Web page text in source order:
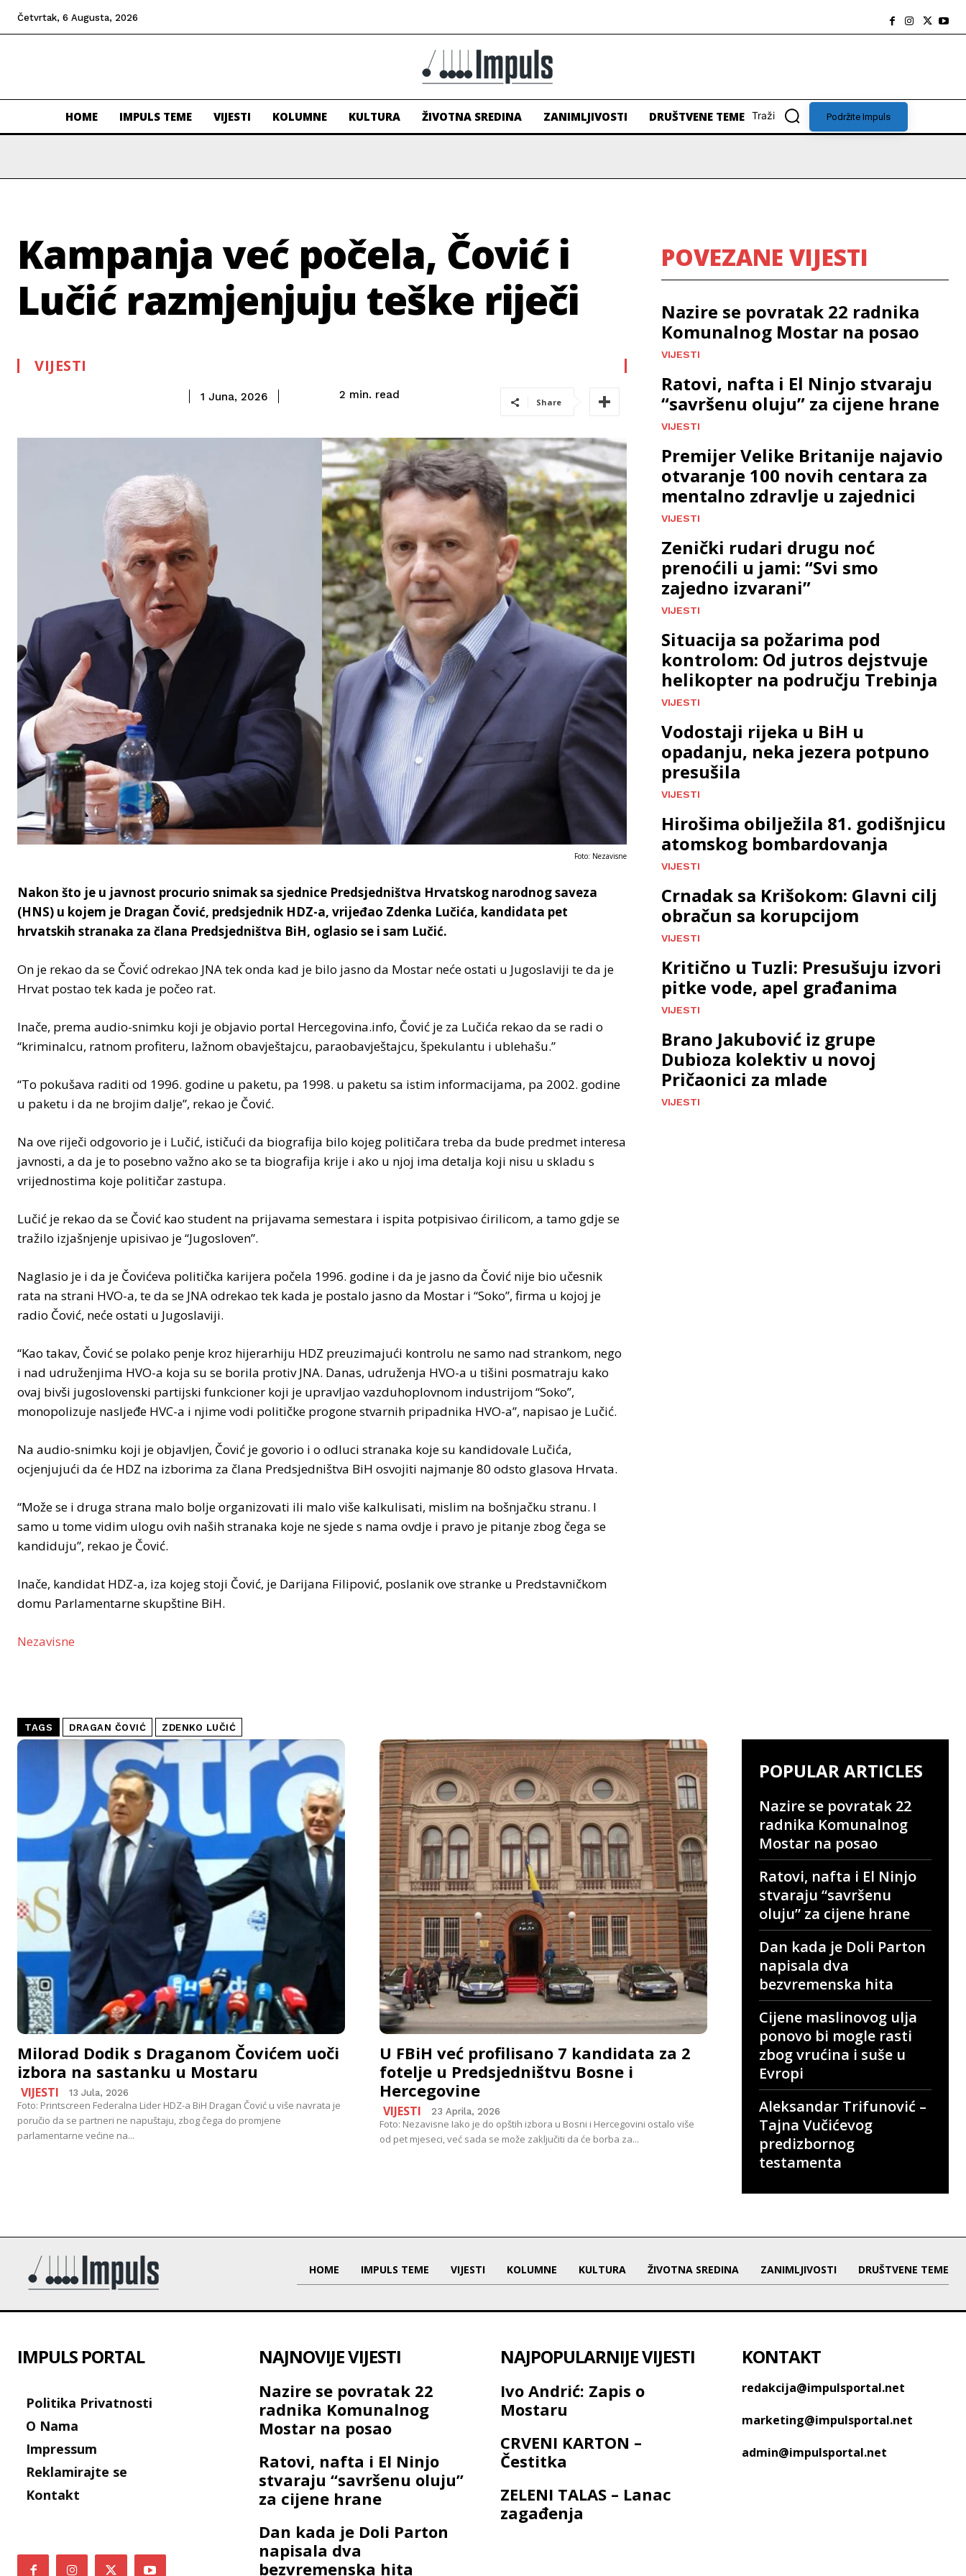
Četvrtak, 6 Augusta, 2026
HOME IMPULS TEME VIJESTI KOLUMNE KULTURA ŽIVOTNA SREDINA ZANIMLJIVOSTI DRUŠTVENE TEME Traži Podržite Impuls
Kampanja već počela, Čović i
Lučić razmjenjuju teške riječi
VIJESTI
1 Juna, 2026 2 min. read
Share
Foto: Nezavisne
Nakon što je u javnost procurio snimak sa sjednice Predsjedništva Hrvatskog narodnog saveza
(HNS) u kojem je Dragan Čović, predsjednik HDZ-a, vrijeđao Zdenka Lučića, kandidata pet
hrvatskih stranaka za člana Predsjedništva BiH, oglasio se i sam Lučić.
On je rekao da se Čović odrekao JNA tek onda kad je bilo jasno da Mostar neće ostati u Jugoslaviji te da je
Hrvat postao tek kada je počeo rat.
Inače, prema audio-snimku koji je objavio portal Hercegovina.info, Čović je za Lučića rekao da se radi o
“kriminalcu, ratnom profiteru, lažnom obavještajcu, paraobavještajcu, špekulantu i ublehašu.”
“To pokušava raditi od 1996. godine u paketu, pa 1998. u paketu sa istim informacijama, pa 2002. godine
u paketu i da ne brojim dalje”, rekao je Čović.
Na ove riječi odgovorio je i Lučić, ističući da biografija bilo kojeg političara treba da bude predmet interesa
javnosti, a da je to posebno važno ako se ta biografija krije i ako u njoj ima detalja koji nisu u skladu s
vrijednostima koje političar zastupa.
Lučić je rekao da se Čović kao student na prijavama semestara i ispita potpisivao ćirilicom, a tamo gdje se
tražilo izjašnjenje upisivao je “Jugosloven”.
Naglasio je i da je Čovićeva politička karijera počela 1996. godine i da je jasno da Čović nije bio učesnik
rata na strani HVO-a, te da se JNA odrekao tek kada je postalo jasno da Mostar i “Soko”, firma u kojoj je
radio Čović, neće ostati u Jugoslaviji.
“Kao takav, Čović se polako penje kroz hijerarhiju HDZ preuzimajući kontrolu ne samo nad strankom, nego
i nad udruženjima HVO-a koja su se borila protiv JNA. Danas, udruženja HVO-a u tišini posmatraju kako
ovaj bivši jugoslovenski partijski funkcioner koji je upravljao vazduhoplovnom industrijom “Soko”,
monopolizuje nasljeđe HVC-a i njime vodi političke progone stvarnih pripadnika HVO-a”, napisao je Lučić.
Na audio-snimku koji je objavljen, Čović je govorio i o odluci stranaka koje su kandidovale Lučića,
ocjenjujući da će HDZ na izborima za člana Predsjedništva BiH osvojiti najmanje 80 odsto glasova Hrvata.
“Može se i druga strana malo bolje organizovati ili malo više kalkulisati, mislim na bošnjačku stranu. I
samo u tome vidim ulogu ovih naših stranaka koje ne sjede s nama ovdje i pravo je pitanje zbog čega se
kandiduju”, rekao je Čović.
Inače, kandidat HDZ-a, iza kojeg stoji Čović, je Darijana Filipović, poslanik ove stranke u Predstavničkom
domu Parlamentarne skupštine BiH.
Nezavisne
TAGS DRAGAN ČOVIĆ ZDENKO LUČIĆ
POVEZANE VIJESTI
Nazire se povratak 22 radnika
Komunalnog Mostar na posao
VIJESTI
Ratovi, nafta i El Ninjo stvaraju
“savršenu oluju” za cijene hrane
VIJESTI
Premijer Velike Britanije najavio
otvaranje 100 novih centara za
mentalno zdravlje u zajednici
VIJESTI
Zenički rudari drugu noć
prenoćili u jami: “Svi smo
zajedno izvarani”
VIJESTI
Situacija sa požarima pod
kontrolom: Od jutros dejstvuje
helikopter na području Trebinja
VIJESTI
Vodostaji rijeka u BiH u
opadanju, neka jezera potpuno
presušila
VIJESTI
Hirošima obilježila 81. godišnjicu
atomskog bombardovanja
VIJESTI
Crnadak sa Krišokom: Glavni cilj
obračun sa korupcijom
VIJESTI
Kritično u Tuzli: Presušuju izvori
pitke vode, apel građanima
VIJESTI
Brano Jakubović iz grupe
Dubioza kolektiv u novoj
Pričaonici za mlade
VIJESTI
Milorad Dodik s Draganom Čovićem uoči
izbora na sastanku u Mostaru
VIJESTI 13 Jula, 2026
Foto: Printscreen Federalna Lider HDZ-a BiH Dragan Čović u više navrata je
poručio da se partneri ne napuštaju, zbog čega do promjene
parlamentarne većine na...
U FBiH već profilisano 7 kandidata za 2
fotelje u Predsjedništvu Bosne i
Hercegovine
VIJESTI 23 Aprila, 2026
Foto: Nezavisne Iako je do opštih izbora u Bosni i Hercegovini ostalo više
od pet mjeseci, već sada se može zaključiti da će borba za...
POPULAR ARTICLES
Nazire se povratak 22
radnika Komunalnog
Mostar na posao
Ratovi, nafta i El Ninjo
stvaraju “savršenu
oluju” za cijene hrane
Dan kada je Doli Parton
napisala dva
bezvremenska hita
Cijene maslinovog ulja
ponovo bi mogle rasti
zbog vrućina i suše u
Evropi
Aleksandar Trifunović –
Tajna Vučićevog
predizbornog
testamenta
HOME IMPULS TEME VIJESTI KOLUMNE KULTURA ŽIVOTNA SREDINA ZANIMLJIVOSTI DRUŠTVENE TEME
IMPULS PORTAL
Politika Privatnosti
O Nama
Impressum
Reklamirajte se
Kontakt
NAJNOVIJE VIJESTI
Nazire se povratak 22
radnika Komunalnog
Mostar na posao
Ratovi, nafta i El Ninjo
stvaraju “savršenu oluju”
za cijene hrane
Dan kada je Doli Parton
napisala dva
bezvremenska hita
NAJPOPULARNIJE VIJESTI
Ivo Andrić: Zapis o
Mostaru
CRVENI KARTON –
Čestitka
ZELENI TALAS – Lanac
zagađenja
KONTAKT
redakcija@impulsportal.net
marketing@impulsportal.net
admin@impulsportal.net